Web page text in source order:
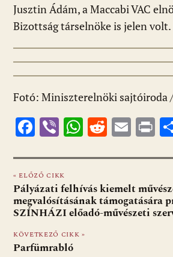
Jusztin Ádám, a Maccabi VAC
Bizottság társelnöke is jelen volt.
Fotó: Miniszterelnöki sajtóiroda /
F
e
b
o
o
k
Vi
er
W
at
s
A
p
p
R
d
di
t
E
ai
l
Pr
t
« ELŐZŐ CIKK
Pályázati felhívás kiemelt
megvalósításának támogatására
SZÍNHÁZI előadó-művészeti
KÖVETKEZŐ CIKK »
Parfümrabló